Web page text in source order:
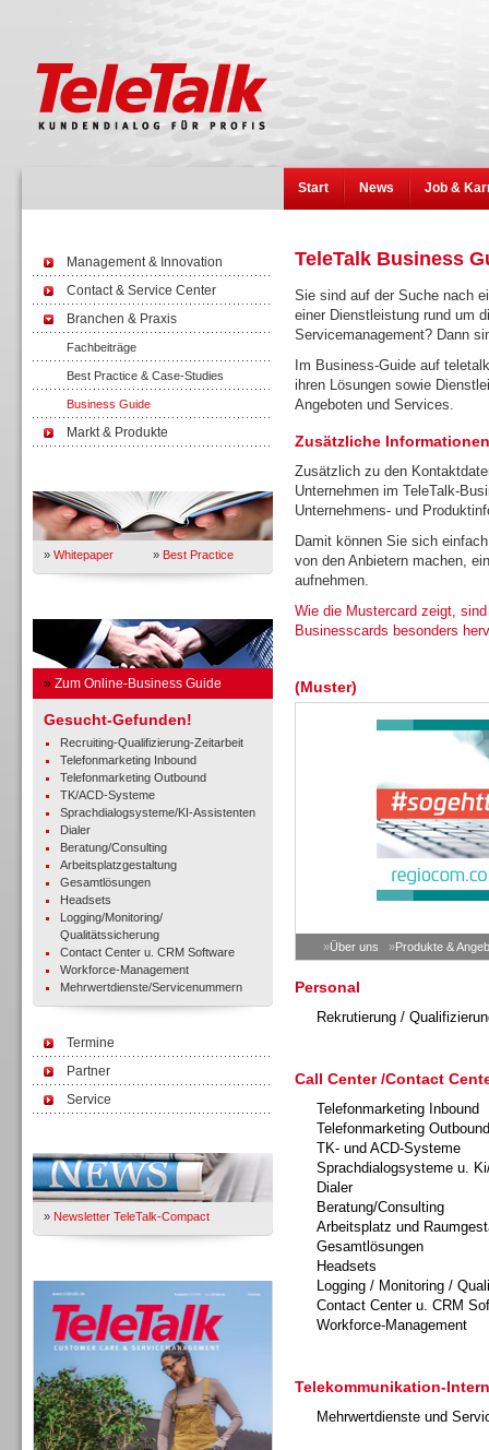
Start News Job &
Management & Innovation
Contact & Service Center
Branchen & Praxis
Fachbeiträge
Best Practice & Case-Studies
Business Guide
Markt & Produkte
» Whitepaper » Best Practice
» Zum Online-Business Guide
Gesucht-Gefunden!
Recruiting-Qualifizierung-Zeitarbeit
Telefonmarketing Inbound
Telefonmarketing Outbound
TK/ACD-Systeme
Sprachdialogsysteme/KI-Assistenten
Dialer
Beratung/Consulting
Arbeitsplatzgestaltung
Gesamtlösungen
Headsets
Logging/Monitoring/
Qualitätssicherung
Contact Center u. CRM Software
Workforce-Management
Mehrwertdienste/Servicenummern
Termine
Partner
Service
» Newsletter TeleTalk-Compact
TeleTalk Business
Sie sind auf der Suche nach
einer Dienstleistung rund um
Servicemanagement? Dann
Im Business-Guide auf
ihren Lösungen sowie
Angeboten und Services.
Zusätzliche
Zusätzlich zu den
Unternehmen im TeleTalk-
Unternehmens- und
Damit können Sie sich
von den Anbietern machen,
aufnehmen.
Wie die Mustercard zeigt,
Businesscards besonders
(Muster)
»Über uns »Produkte &
Personal
Rekrutierung /
Call Center /Contact
Telefonmarketing Inbound
Telefonmarketing Outbound
TK- und ACD-Systeme
Sprachdialogsysteme u.
Dialer
Beratung/Consulting
Arbeitsplatz und
Gesamtlösungen
Headsets
Logging / Monitoring /
Contact Center u. CRM
Workforce-Management
Telekommunikation-
Mehrwertdienste und